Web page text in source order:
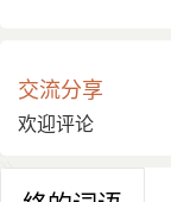
交流分享
欢迎评论